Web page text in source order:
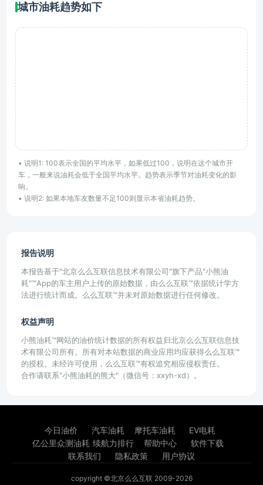
城市油耗趋势如下
• 说明1: 100表示全国的平均水平，如果低过100，说明在这个城市开
车，一般来说油耗会低于全国平均水平。趋势表示季节对油耗变化的影
响。
• 说明2: 如果本地车友数量不足100则显示本省油耗趋势。
报告说明
本报告基于"北京么么互联信息技术有限公司"旗下产品"小熊油
耗"™App的车主用户上传的原始数据，由么么互联™依据统计学方
法进行统计而成。么么互联™并未对原始数据进行任何修改。
权益声明
小熊油耗™网站的油价统计数据的所有权益归北京么么互联信息技
术有限公司所有。所有对本站数据的商业应用均应获得么么互联™
的授权。未经许可使用，么么互联™有权追究相应侵权责任。
合作请联系"小熊油耗的熊大"（微信号：xxyh-xd）。
今日油价 汽车油耗 摩托车油耗
EV电耗
亿公里众测油耗 续航力排行 帮助中心
软件下载
联系我们
隐私政策 用户协议
copyright ©北京么么互联 2009-2026